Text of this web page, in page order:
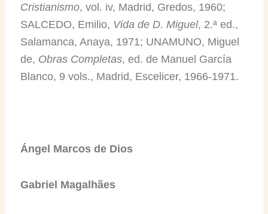
Cristianismo, vol. iv, Madrid, Gredos, 1960;
SALCEDO, Emilio, Vida de D. Miguel, 2.ª ed.,
Salamanca, Anaya, 1971; UNAMUNO, Miguel
de, Obras Completas, ed. de Manuel García
Blanco, 9 vols., Madrid, Escelicer, 1966-1971.
Ángel Marcos de Dios
Gabriel Magalhães